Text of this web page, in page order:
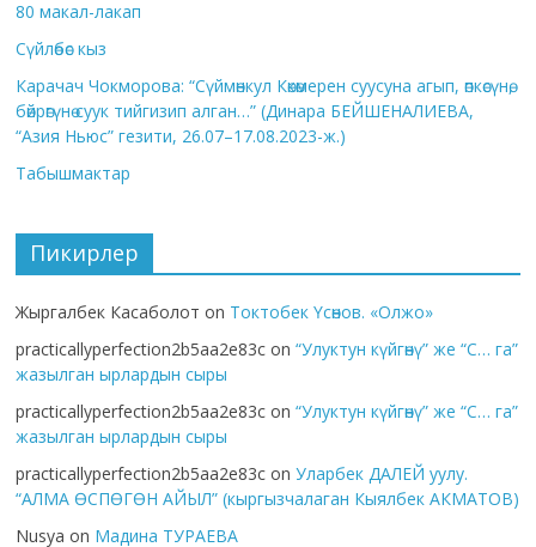
80 макал-лакап
Сүйлөбөс кыз
Карачач Чокморова: “Сүймөнкул Көкөмерен суусуна агып, өпкөсүнө,
бөйрөгүнө суук тийгизип алган…” (Динара БЕЙШЕНАЛИЕВА,
“Азия Ньюс” гезити, 26.07–17.08.2023-ж.)
Табышмактар
Пикирлер
Жыргалбек Касаболот on Токтобек Үсөнов. «Олжо»
practicallyperfection2b5aa2e83c on“Улуктун күйгөнү” же “С… га”
жазылган ырлардын сыры
practicallyperfection2b5aa2e83c on“Улуктун күйгөнү” же “С… га”
жазылган ырлардын сыры
practicallyperfection2b5aa2e83c onУларбек ДАЛЕЙ уулу.
“АЛМА ӨСПӨГӨН АЙЫЛ” (кыргызчалаган Кыялбек АКМАТОВ)
Nusya on Мадина ТУРАЕВА